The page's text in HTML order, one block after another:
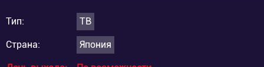
Тип: ТВ
Страна: Япония